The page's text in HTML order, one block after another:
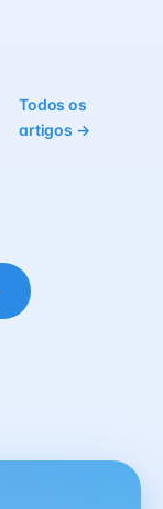
Todos os
artigos →